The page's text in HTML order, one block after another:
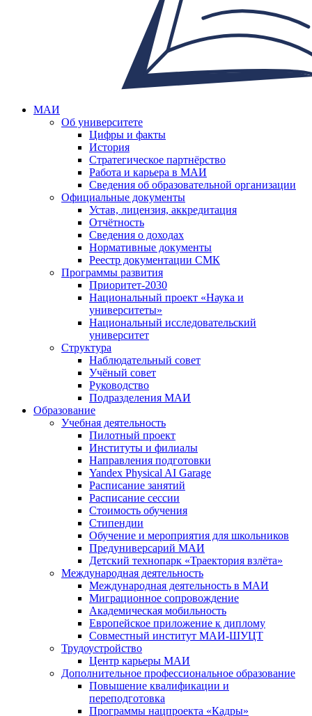
МАИ
Об университете
Цифры и факты
История
Стратегическое партнёрство
Работа и карьера в МАИ
Сведения об образовательной организации
Официальные документы
Устав, лицензия, аккредитация
Отчётность
Сведения о доходах
Нормативные документы
Реестр документации СМК
Программы развития
Приоритет-2030
Национальный проект «Наука и
университеты»
Национальный исследовательский
университет
Структура
Наблюдательный совет
Учёный совет
Руководство
Подразделения МАИ
Образование
Учебная деятельность
Пилотный проект
Институты и филиалы
Направления подготовки
Yandex Physical AI Garage
Расписание занятий
Расписание сессии
Стоимость обучения
Стипендии
Обучение и мероприятия для школьников
Предуниверсарий МАИ
Детский технопарк «Траектория взлёта»
Международная деятельность
Международная деятельность в МАИ
Миграционное сопровождение
Академическая мобильность
Европейское приложение к диплому
Совместный институт МАИ-ШУЦТ
Трудоустройство
Центр карьеры МАИ
Дополнительное профессиональное образование
Повышение квалификации и
переподготовка
Программы нацпроекта «Кадры»